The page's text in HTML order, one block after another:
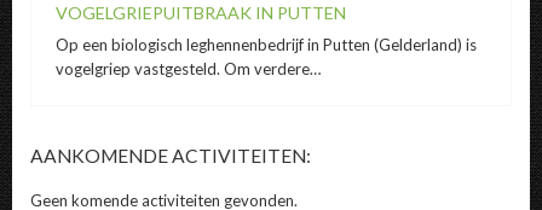
VOGELGRIEPUITBRAAK IN PUTTEN
Op een biologisch leghennenbedrijf in Putten (Gelderland) is
vogelgriep vastgesteld. Om verdere…
AANKOMENDE ACTIVITEITEN:
Geen komende activiteiten gevonden.